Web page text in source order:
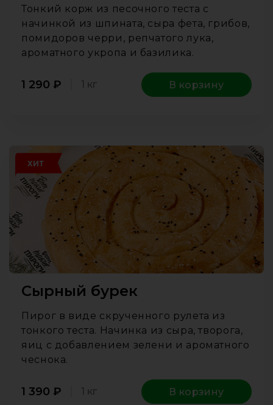
Тонкий корж из песочного теста с
начинкой из шпината, сыра фета, грибов,
помидоров черри, репчатого лука,
ароматного укропа и базилика.
1 290 ₽ 1 кг В корзину
ХИТ
Сырный бурек
Пирог в виде скрученного рулета из
тонкого теста. Начинка из сыра, творога,
яиц с добавлением зелени и ароматного
чеснока.
1 390 ₽ 1 кг В корзину